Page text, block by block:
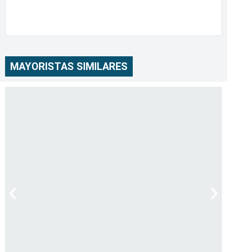
MAYORISTAS SIMILARES